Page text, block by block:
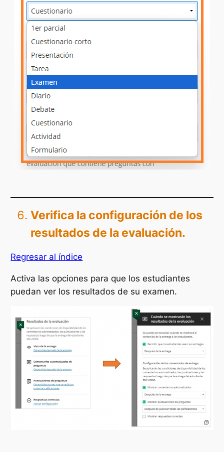
Verifica la configuración de los
resultados de la evaluación.
Regresar al índice
Activa las opciones para que los estudiantes
puedan ver los resultados de su examen.